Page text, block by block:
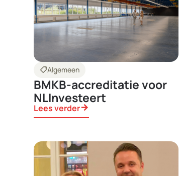
shoppingmodeAlgemeen
BMKB-accreditatie voor
NLInvesteert
Lees verderarrow_forward